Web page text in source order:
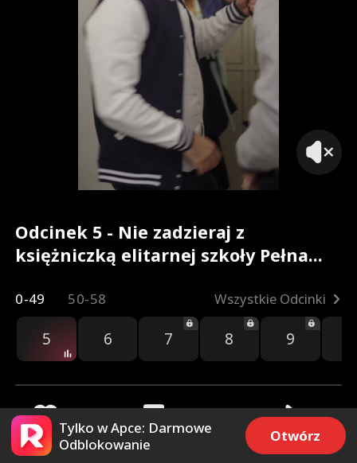
Odcinek 5 - Nie zadzieraj z
księżniczką elitarnej szkoły Pełna
0-49 50-58 Wszystkie Odcinki
5 6 7 8 9
482 5.5k Udostępnij
Tylko w Apce: Darmowe
Odblokowanie
Otwórz